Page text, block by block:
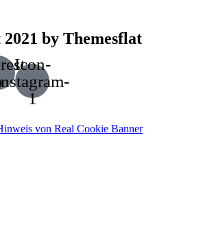
by Themesflat
Icon-
1
von Real Cookie Banner